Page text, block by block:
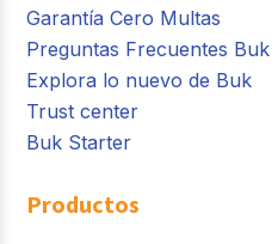
Garantía Cero Multas
Preguntas Frecuentes Buk
Explora lo nuevo de Buk
Trust center
Buk Starter
Productos